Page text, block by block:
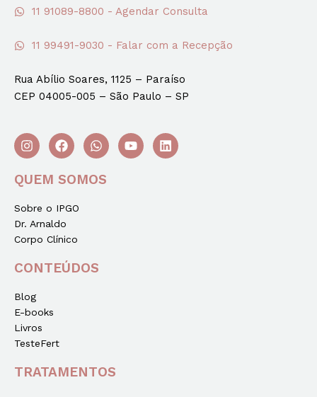
11 91089-8800 - Agendar Consulta
11 99491-9030 - Falar com a Recepção
Rua Abílio Soares, 1125 – Paraíso
CEP 04005-005 – São Paulo – SP
QUEM SOMOS
Sobre o IPGO
Dr. Arnaldo
Corpo Clínico
CONTEÚDOS
Blog
E-books
Livros
TesteFert
TRATAMENTOS